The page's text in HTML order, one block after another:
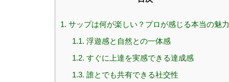
1. サップは何が楽しい？プロが感じる本当の魅力
1.1. 浮遊感と自然との一体感
1.2. すぐに上達を実感できる達成感
1.3. 誰とでも共有できる社交性